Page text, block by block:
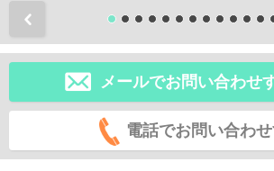
メールでお問い合わせ
電話でお問い合わ